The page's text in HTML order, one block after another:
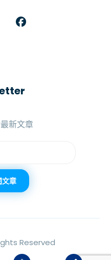
新文章
文章
Reserved